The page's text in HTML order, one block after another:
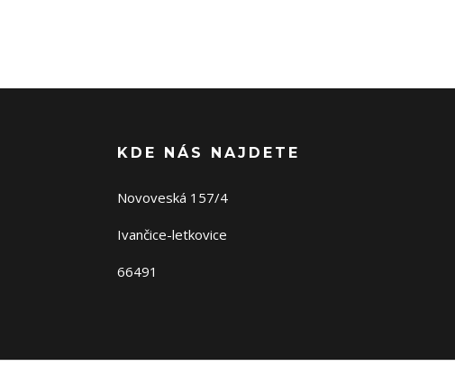
KDE NÁS NAJDETE
Novoveská 157/4
Ivančice-letkovice
66491